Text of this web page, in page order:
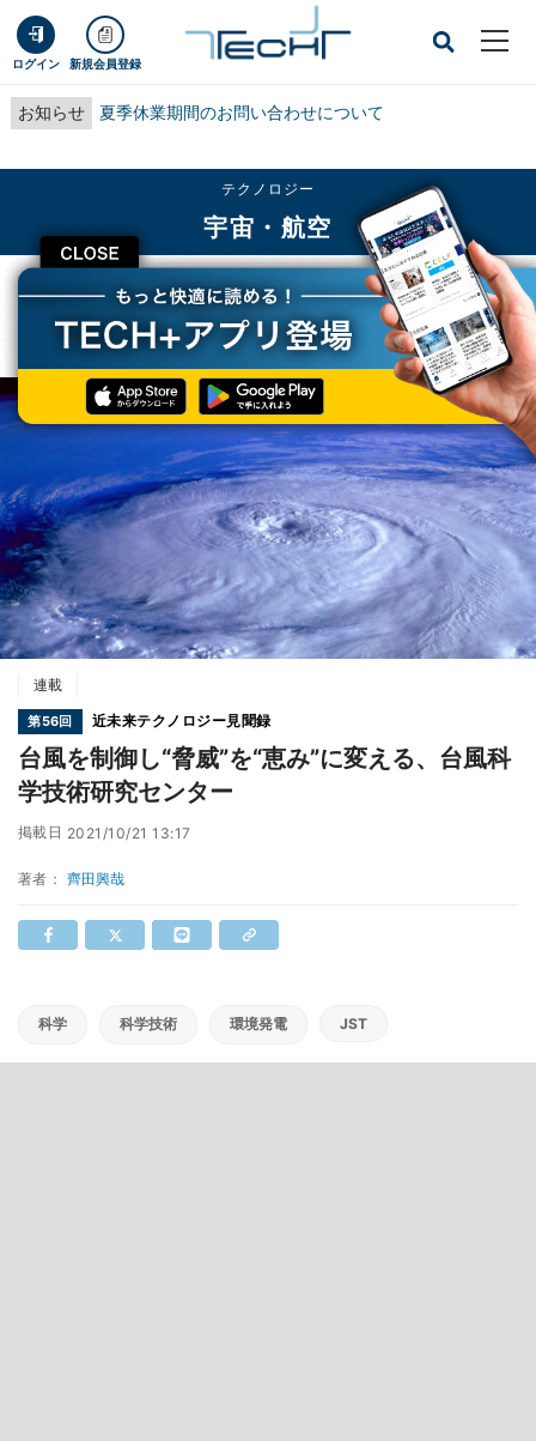
ログイン 新規会員登録
お知らせ 夏季休業期間のお問い合わせについて
CLOSE
テクノロジー
宇宙・航空
TECH+ テクノロジー
宇宙・航空
台風を制御し“脅威”を“恵み”に変える、台風科学技術研究センター
連載
第56回 近未来テクノロジー見聞録
台風を制御し“脅威”を“恵み”に変える、台風科
学技術研究センター
掲載日 2021/10/21 13:17
著者： 齊田興哉
科学 科学技術 環境発電 JST